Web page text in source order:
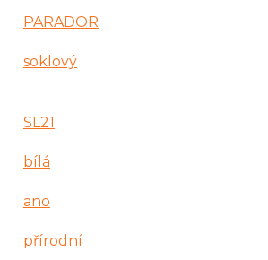
PARADOR
soklový
SL21
bílá
ano
přírodní